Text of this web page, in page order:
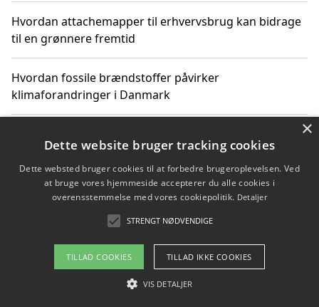
Hvordan attachemapper til erhvervsbrug kan bidrage
til en grønnere fremtid
Hvordan fossile brændstoffer påvirker
klimaforandringer i Danmark
klimaændringer
Hvordan citater om fossile brændstoffer kan ændre
Copyright 2026 - Pilanto Aps
Om / kontakt
×
Dette website bruger tracking cookies
Dette websted bruger cookies til at forbedre brugeroplevelsen. Ved
at bruge vores hjemmeside accepterer du alle cookies i
overensstemmelse med vores cookiepolitik. Detaljer
STRENGT NØDVENDIGE
TILLAD COOKIES TILLAD IKKE COOKIES
VIS DETALJER